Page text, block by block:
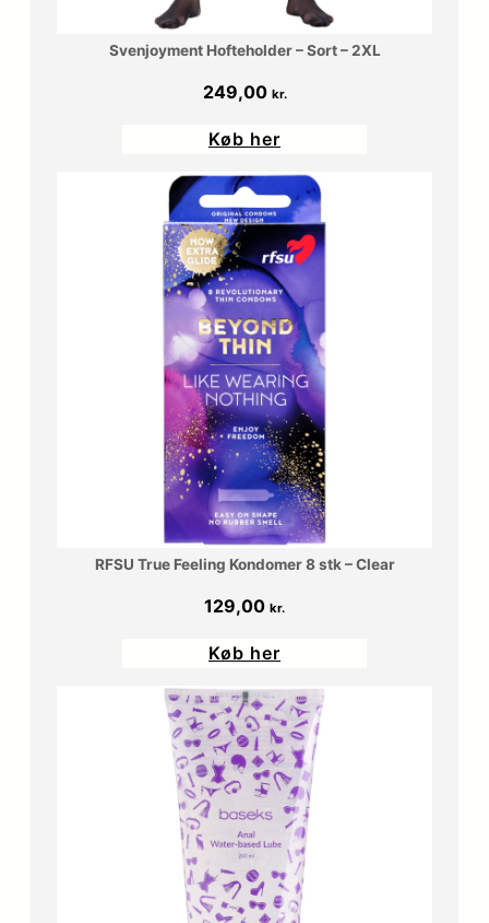
Svenjoyment Hofteholder – Sort – 2XL
249,00 kr.
Køb her
RFSU True Feeling Kondomer 8 stk – Clear
129,00 kr.
Køb her